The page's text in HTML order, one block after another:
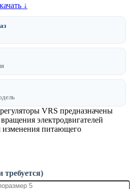
↓
VRS предназначены
электродвигателей
изменения питающего
требуется)